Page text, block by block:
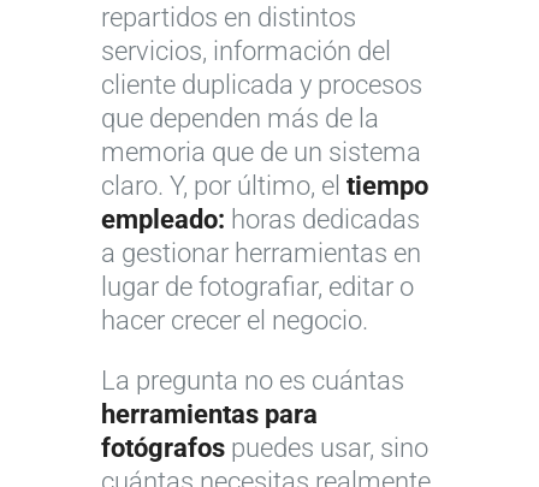
repartidos en distintos
servicios, información del
cliente duplicada y procesos
que dependen más de la
memoria que de un sistema
claro. Y, por último, el tiempo
empleado: horas dedicadas
a gestionar herramientas en
lugar de fotografiar, editar o
hacer crecer el negocio.
La pregunta no es cuántas
herramientas para
fotógrafos puedes usar, sino